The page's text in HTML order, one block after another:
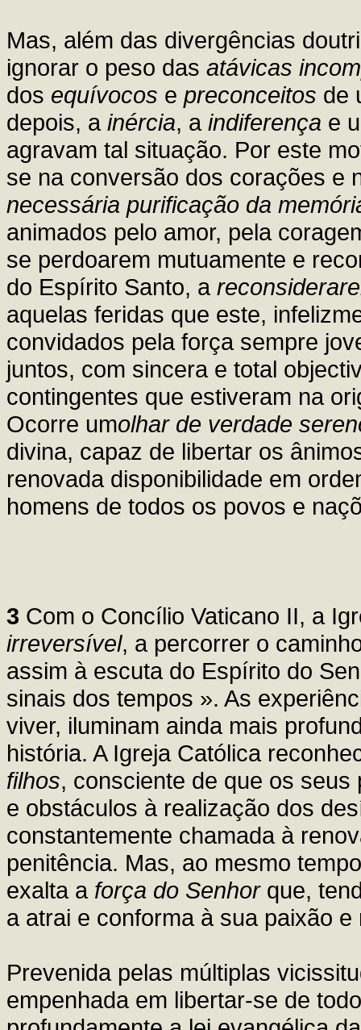
Mas, além das divergências
ignorar o peso das atávicas
dos equívocos e preconceitos de
depois, a inércia, a indiferença e
agravam tal situação. Por este
se na conversão dos corações e
necessária purificação da
animados pelo amor, pela
se perdoarem mutuamente e
do Espírito Santo, a
aquelas feridas que este,
convidados pela força sempre
juntos, com sincera e total
contingentes que estiveram na
Ocorre umolhar de verdade
divina, capaz de libertar os
renovada disponibilidade em
homens de todos os povos e
3 Com o Concílio Vaticano II, a
irreversível, a percorrer o
assim à escuta do Espírito do
sinais dos tempos ». As
viver, iluminam ainda mais
história. A Igreja Católica
filhos, consciente de que os
e obstáculos à realização dos
constantemente chamada à
penitência. Mas, ao mesmo
exalta a força do Senhorque,
a atrai e conforma à sua paixão
Prevenida pelas múltiplas
empenhada em libertar-se de